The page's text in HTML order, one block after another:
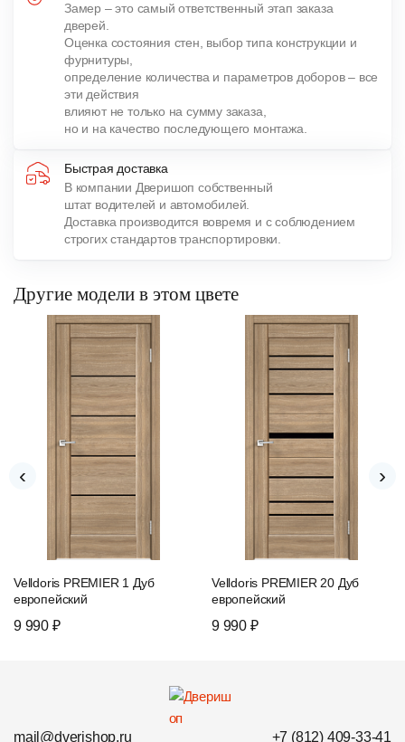
Замер – это самый ответственный этап заказа
дверей.
Оценка состояния стен, выбор типа конструкции и
фурнитуры,
определение количества и параметров доборов – все
эти действия
влияют не только на сумму заказа,
но и на качество последующего монтажа.
Быстрая доставка
В компании Дверишоп собственный
штат водителей и автомобилей.
Доставка производится вовремя и с соблюдением
строгих стандартов транспортировки.
Другие модели в этом цвете
Velldoris PREMIER 1 Дуб
европейский
9 990 ₽
Velldoris PREMIER 20 Дуб
европейский
9 990 ₽
‹ ›
mail@dverishop.ru +7 (812) 409-33-41